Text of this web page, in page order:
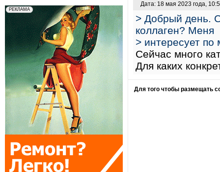
Дата: 18 мая 2023 года,
> Добрый день.
коллаген? Меня
> интересует по
Сейчас много
Для каких
Для того чтобы размещать